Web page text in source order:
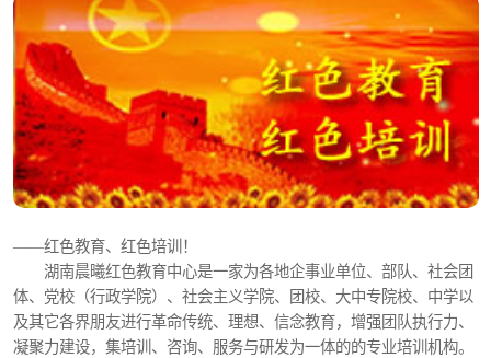
——红色教育、红色培训！
湖南晨曦红色教育中心是一家为各地企事业单位、部队、社会团
体、党校（行政学院）、社会主义学院、团校、大中专院校、中学以
及其它各界朋友进行革命传统、理想、信念教育，增强团队执行力、
凝聚力建设，集培训、咨询、服务与研发为一体的的专业培训机构。